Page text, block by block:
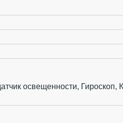
освещенности, Гироскоп,